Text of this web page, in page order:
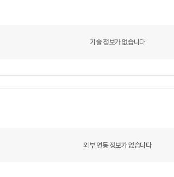
기술 정보가 없습니다
외부 연동 정보가 없습니다